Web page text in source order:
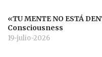
«TU MENTE NO ESTÁ
Consciousness
19-julio-2026